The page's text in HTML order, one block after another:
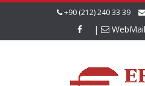
+90 (212) 240 33 39
|